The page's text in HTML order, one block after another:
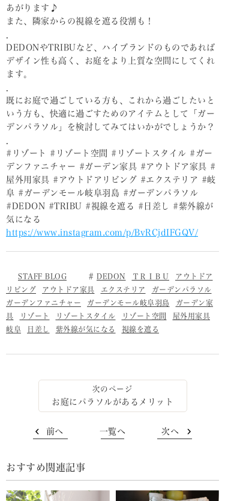
あがります♪
また、隣家からの視線を遮る役割も！
DEDONやTRIBUなど、ハイブランドのものであれば
デザイン性も高く、お庭をより上質な空間にしてくれ
ます。
既にお庭で過ごしている方も、これから過ごしたいと
いう方も、快適に過ごすためのアイテムとして「ガー
デンパラソル」を検討してみてはいかがでしょうか？
#リゾート #リゾート空間 #リゾートスタイル #ガー
デンファニチャー #ガーデン家具 #アウトドア家具 #
屋外用家具 #アウトドアリビング #エクステリア #岐
阜 #ガーデンモール岐阜羽島 #ガーデンパラソル
#DEDON #TRIBU #視線を遮る #日差し #紫外線が
気になる
https://www.instagram.com/p/BvRCjdIFGQV/
STAFF BLOG DEDON ＴＲＩＢＵ
アウトドア
リビング
アウトドア家具 エクステリア
ガーデンパラソル
ガーデンファニチャー
ガーデンモール岐阜羽島
ガーデン家
具
リゾート リゾートスタイル リゾート空間
屋外用家具
岐阜
日差し 紫外線が気になる 視線を遮る
お庭にパラソルがあるメリット
前へ 一覧へ 次へ
おすすめ関連記事